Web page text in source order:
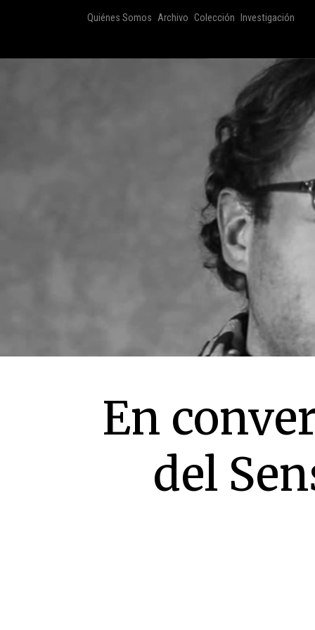
Quiénes Somos Archivo Colección Investigación
En
del